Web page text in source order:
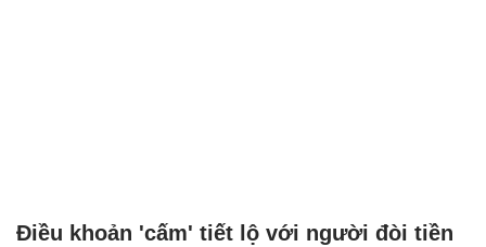
Điều khoản 'cấm' tiết lộ với người đòi tiền